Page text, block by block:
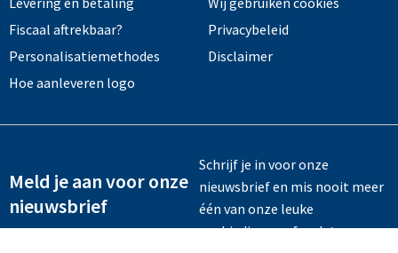
Fiscaal aftrekbaar?
Personalisatiemethodes
Hoe aanleveren logo
Privacybeleid
Disclaimer
Meld je aan voor onze
nieuwsbrief
Schrijf je in voor onze
nieuwsbrief en mis nooit meer
één van onze leuke
aanbiedingen of updates.